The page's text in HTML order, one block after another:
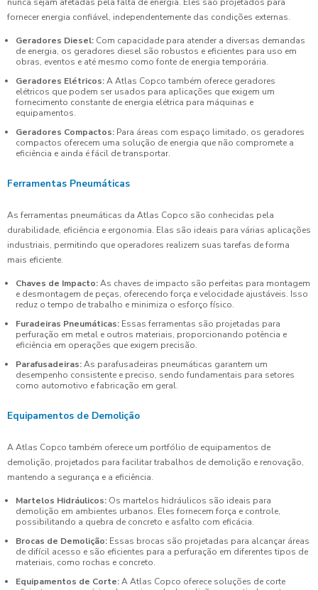
nunca sejam afetadas pela falta de energia. Eles são projetados para
fornecer energia confiável, independentemente das condições externas.
Geradores Diesel: Com capacidade para atender a diversas demandas
de energia, os geradores diesel são robustos e eficientes para uso em
obras, eventos e até mesmo como fonte de energia temporária.
Geradores Elétricos:A Atlas Copco também oferece geradores
elétricos que podem ser usados para aplicações que exigem um
fornecimento constante de energia elétrica para máquinas e
equipamentos.
Geradores Compactos: Para áreas com espaço limitado, os geradores
compactos oferecem uma solução de energia que não compromete a
eficiência e ainda é fácil de transportar.
Ferramentas Pneumáticas
As ferramentas pneumáticas da Atlas Copco são conhecidas pela
durabilidade, eficiência e ergonomia. Elas são ideais para várias aplicações
industriais, permitindo que operadores realizem suas tarefas de forma
mais eficiente.
Chaves de Impacto:As chaves de impacto são perfeitas para montagem
e desmontagem de peças, oferecendo força e velocidade ajustáveis. Isso
reduz o tempo de trabalho e minimiza o esforço físico.
Furadeiras Pneumáticas: Essas ferramentas são projetadas para
perfuração em metal e outros materiais, proporcionando potência e
eficiência em operações que exigem precisão.
Parafusadeiras:As parafusadeiras pneumáticas garantem um
desempenho consistente e preciso, sendo fundamentais para setores
como automotivo e fabricação em geral.
Equipamentos de Demolição
A Atlas Copco também oferece um portfólio de equipamentos de
demolição, projetados para facilitar trabalhos de demolição e renovação,
mantendo a segurança e a eficiência.
Martelos Hidráulicos: Os martelos hidráulicos são ideais para
demolição em ambientes urbanos. Eles fornecem força e controle,
possibilitando a quebra de concreto e asfalto com eficácia.
Brocas de Demolição: Essas brocas são projetadas para alcançar áreas
de difícil acesso e são eficientes para a perfuração em diferentes tipos de
materiais, como rochas e concreto.
Equipamentos de Corte:A Atlas Copco oferece soluções de corte